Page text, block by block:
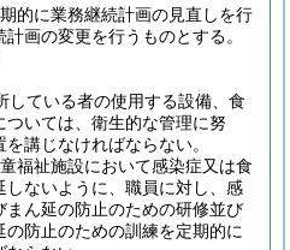
的に業務継続計画の見直しを行
画の変更を行うものとする。
している者の使用する設備、食
いては、衛生的な管理に努
講じなければならない。
福祉施設において感染症又は食
ないように、職員に対し、感
ん延の防止のための研修並び
防止のための訓練を定期的に